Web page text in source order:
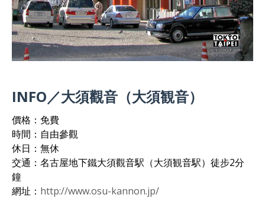
INFO／大須觀音（大須観音）
價格：免費
時間：自由參觀
休日：無休
交通：名古屋地下鐵大須觀音駅（大須観音駅）徒步2分
鐘
網址： http://www.osu-kannon.jp/